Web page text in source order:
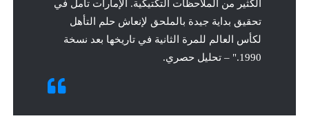
الكثير من الملاحظات التكتيكية. الإمارات تأمل في
تحقيق بداية جيدة بالملحق لإنعاش حلم التأهل
لكأس العالم للمرة الثانية في تاريخها بعد نسخة
1990." – تحليل حصري.